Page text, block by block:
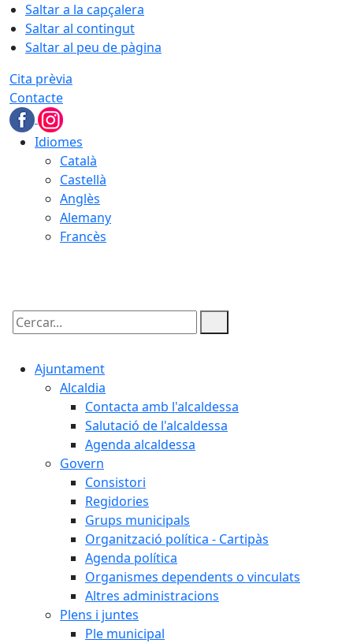
Saltar a la capçalera
Saltar al contingut
Saltar al peu de pàgina
Cita prèvia
Contacte
Idiomes
Català
Castellà
Anglès
Alemany
Francès
Cercar:
Ajuntament
Alcaldia
Contacta amb l'alcaldessa
Salutació de l'alcaldessa
Agenda alcaldessa
Govern
Consistori
Regidories
Grups municipals
Organització política - Cartipàs
Agenda política
Organismes dependents o vinculats
Altres administracions
Plens i juntes
Ple municipal